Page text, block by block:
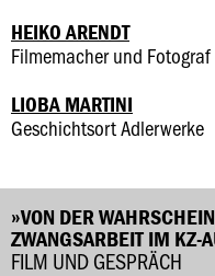
HEIKO ARENDT
Filmemacher und Fotograf
LIOBA MARTINI
Geschichtsort Adlerwerke
»VON DER
ZWANGSARBEIT IM KZ-
FILM UND GESPRÄCH